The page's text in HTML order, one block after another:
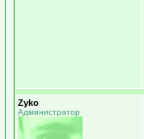
Zyko
Администратор